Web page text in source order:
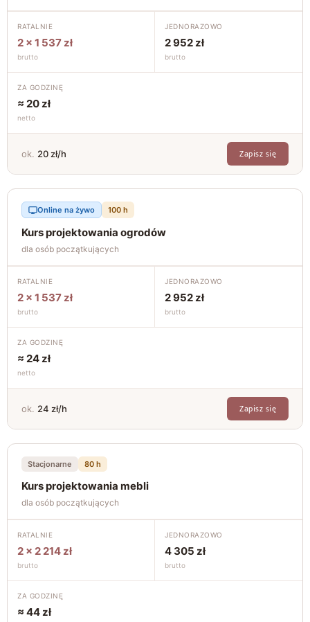
RATALNIE
2 × 1 537 zł
brutto
JEDNORAZOWO
2 952 zł
brutto
ZA GODZINĘ
≈ 20 zł
netto
ok. 20 zł/h Zapisz się
Online na żywo 100 h
Kurs projektowania ogrodów
dla osób początkujących
RATALNIE
2 × 1 537 zł
brutto
JEDNORAZOWO
2 952 zł
brutto
ZA GODZINĘ
≈ 24 zł
netto
ok. 24 zł/h Zapisz się
Stacjonarne 80 h
Kurs projektowania mebli
dla osób początkujących
RATALNIE
2 × 2 214 zł
brutto
JEDNORAZOWO
4 305 zł
brutto
ZA GODZINĘ
≈ 44 zł